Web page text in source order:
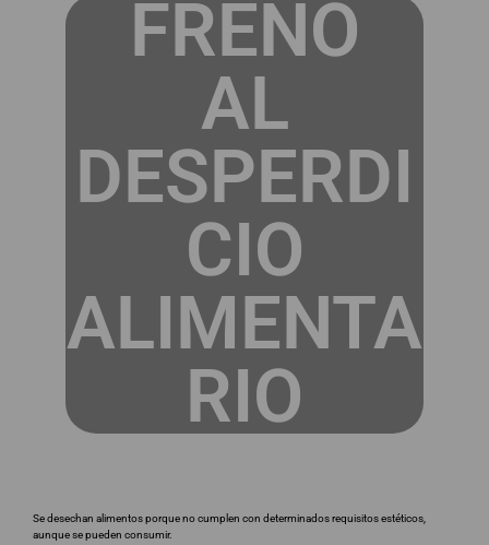
FRENO
AL
DESPERDI
CIO
ALIMENTA
RIO
Se desechan alimentos porque no cumplen con determinados requisitos estéticos,
aunque se pueden consumir.